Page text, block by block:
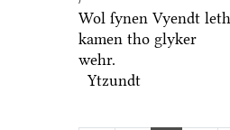
/
Wol ſynen Vyendt leth
kamen tho glyker
wehr.